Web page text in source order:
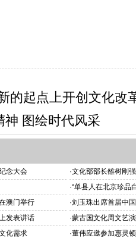
的起点上开创文化改
神 图绘时代风采
念大会 ·文化部部长雒树刚
·“单县人在北京珍品
澳门举行 ·刘玉珠出席首届中
发表讲话 ·蒙古国文化周文艺
化需求 ·董伟应邀参加惠灵